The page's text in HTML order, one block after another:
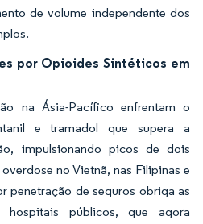
de volume independente dos
por Opioides Sintéticos em
na Ásia-Pacífico enfrentam o
e tramadol que supera a
impulsionando picos de dois
no Vietnã, nas Filipinas e
penetração de seguros obriga as
públicos, que agora